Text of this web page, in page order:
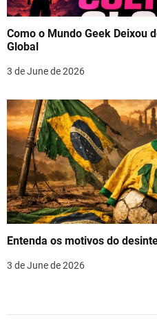
Como o Mundo Geek Deixou
Global
3 de June de 2026
Entenda os motivos do
3 de June de 2026